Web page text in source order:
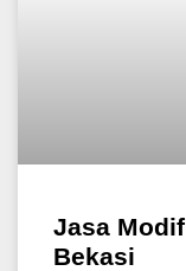
Jasa
Bekasi